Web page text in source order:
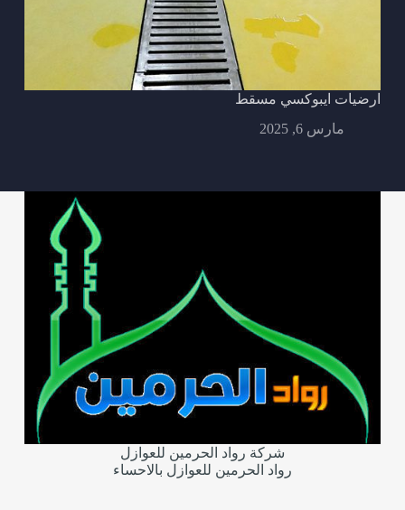
ارضيات ايبوكسي مسقط
مارس 6, 2025
شركة رواد الحرمين للعوازل
رواد الحرمين للعوازل بالاحساء